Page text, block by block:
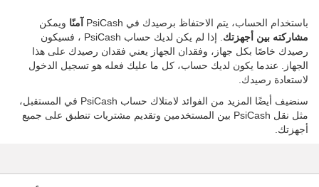
باستخدام الحساب، يتم الاحتفاظ برصيدك في PsiCash آمنًا ويمكن
مشاركته بين أجهزتك
. إذا لم يكن لديك حساب PsiCash ، فسيكون
رصيدك خاصًا بكل جهاز، وفقدان الجهاز يعني فقدان رصيدك على هذا
الجهاز. عندما يكون لديك حساب، كل ما عليك فعله هو تسجيل الدخول
لاستعادة رصيدك.
سنضيف أيضًا المزيد من الفوائد لامتلاك حساب PsiCash في المستقبل،
مثل نقل PsiCash بين المستخدمين وتقديم مشتريات تنطبق على جميع
أجهزتك.